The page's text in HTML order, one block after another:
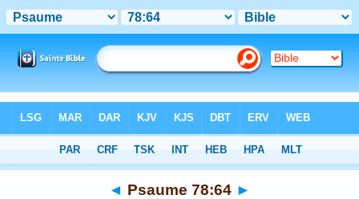
Chapitre 78> Verset 64
◄ Psaume 78:64 ►